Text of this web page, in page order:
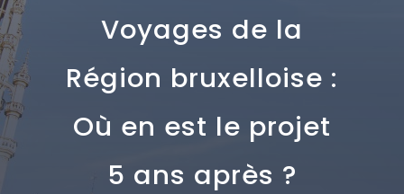
Voyages de la
Région bruxelloise :
Où en est le projet
5 ans après ?